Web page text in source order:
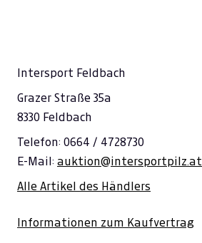
Intersport Feldbach
Grazer Straße 35a
8330 Feldbach
Telefon: 0664 / 4728730
E-Mail: auktion@intersportpilz.at
Alle Artikel des Händlers
Informationen zum Kaufvertrag